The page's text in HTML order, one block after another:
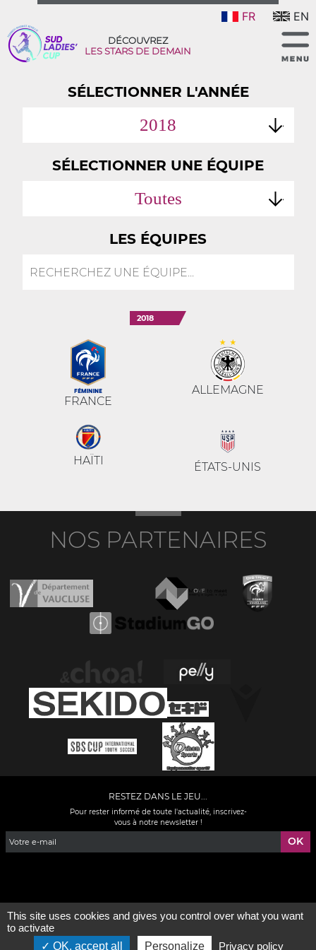
FR EN
DÉCOUVREZ
LES STARS DE DEMAIN
SÉLECTIONNER L'ANNÉE
2018
SÉLECTIONNER UNE ÉQUIPE
Toutes
LES ÉQUIPES
2018
FRANCE
ALLEMAGNE
HAÏTI ÉTATS-UNIS
NOS PARTENAIRES
RESTEZ DANS LE JEU...
Pour rester informé de toute l'actualité, inscrivez-
vous à notre newsletter !
TikTokLinkedIn
X
This site uses cookies and gives you control over what you want
to activate
OK, accept all
Personalize Privacy policy